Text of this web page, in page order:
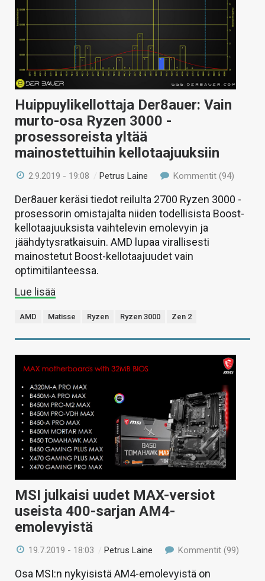
Huippuylikellottaja Der8auer: Vain
murto-osa Ryzen 3000 -
prosessoreista yltää
mainostettuihin kellotaajuuksiin
2.9.2019 - 19:08 / Petrus Laine Kommentit (94)
Der8auer keräsi tiedot reilulta 2700 Ryzen 3000 -
prosessorin omistajalta niiden todellisista Boost-
kellotaajuuksista vaihtelevin emolevyin ja
jäähdytysratkaisuin. AMD lupaa virallisesti
mainostetut Boost-kellotaajuudet vain
optimitilanteessa.
Lue lisää
AMD Matisse Ryzen Ryzen 3000 Zen 2
MSI julkaisi uudet MAX-versiot
useista 400-sarjan AM4-
emolevyistä
19.7.2019 - 18:03 /Petrus Laine Kommentit (99)
Osa MSI:n nykyisistä AM4-emolevyistä on